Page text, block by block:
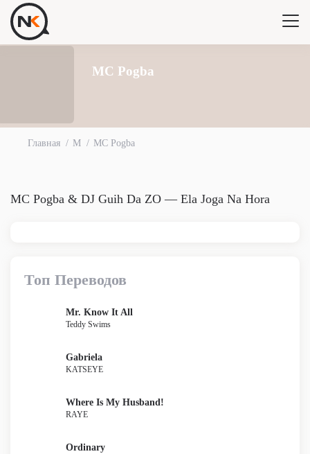
MC Pogba
Главная M MC Pogba
MC Pogba & DJ Guih Da ZO — Ela Joga Na Hora
Топ Переводов
Mr. Know It All
Teddy Swims
Gabriela
KATSEYE
Where Is My Husband!
RAYE
Ordinary